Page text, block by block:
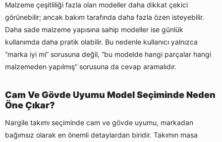
Malzeme çeşitliliği fazla olan modeller daha dikkat çekici
görünebilir; ancak bakım tarafında daha fazla özen isteyebilir.
Daha sade malzeme yapısına sahip modeller ise günlük
kullanımda daha pratik olabilir. Bu nedenle kullanıcı yalnızca
“marka iyi mi” sorusuna değil, “bu modelde hangi parçalar hangi
malzemeden yapılmış” sorusuna da cevap aramalıdır.
Cam Ve Gövde Uyumu Model Seçiminde Neden
Öne Çıkar?
Nargile takımı seçiminde cam ve gövde uyumu, markadan
bağımsız olarak en önemli detaylardan biridir. Takımın masa